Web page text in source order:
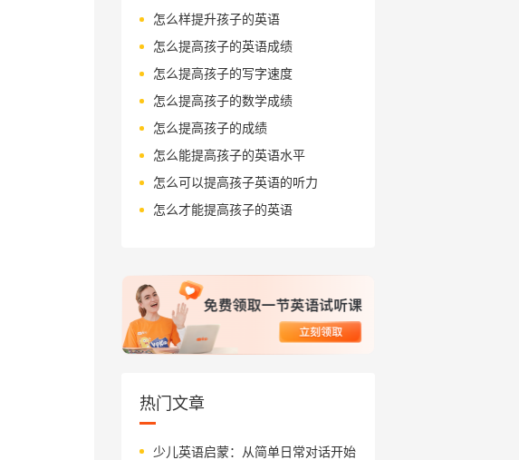
怎么样提升孩子的英语
怎么提高孩子的英语成绩
怎么提高孩子的写字速度
怎么提高孩子的数学成绩
怎么提高孩子的成绩
怎么能提高孩子的英语水平
怎么可以提高孩子英语的听力
怎么才能提高孩子的英语
热门文章
少儿英语启蒙：从简单日常对话开始